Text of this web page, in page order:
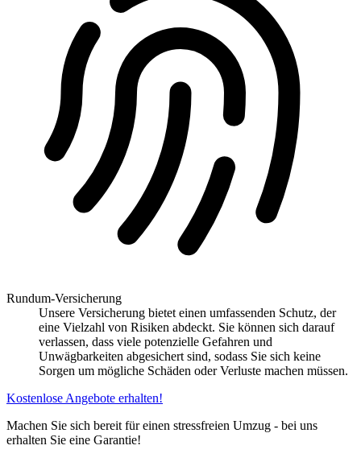
Rundum-Versicherung
Unsere Versicherung bietet einen umfassenden Schutz, der
eine Vielzahl von Risiken abdeckt. Sie können sich darauf
verlassen, dass viele potenzielle Gefahren und
Unwägbarkeiten abgesichert sind, sodass Sie sich keine
Sorgen um mögliche Schäden oder Verluste machen müssen.
Kostenlose Angebote erhalten!
Machen Sie sich bereit für einen stressfreien Umzug - bei uns
erhalten Sie eine Garantie!